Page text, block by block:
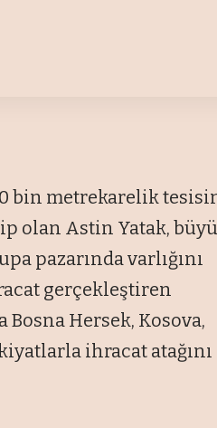
bin metrekarelik
olan Astin Yatak,
pazarında varlığını
gerçekleştiren
Bosna Hersek, Kosova,
ihracat atağını